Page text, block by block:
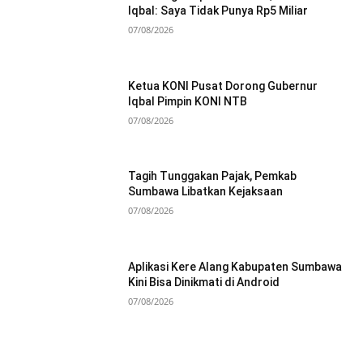
Iqbal: Saya Tidak Punya Rp5 Miliar
07/08/2026
Ketua KONI Pusat Dorong Gubernur
Iqbal Pimpin KONI NTB
07/08/2026
Tagih Tunggakan Pajak, Pemkab
Sumbawa Libatkan Kejaksaan
07/08/2026
Aplikasi Kere Alang Kabupaten Sumbawa
Kini Bisa Dinikmati di Android
07/08/2026